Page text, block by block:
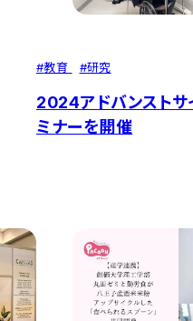
#教育 #研究
2024アドバンストサ
ミナーを開催